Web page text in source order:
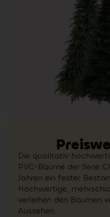
Die qualitativ
PVC-Bäume der Serie
Jahren ein fester
Hochwertige,
verleihen den Bäumen
Aussehen.